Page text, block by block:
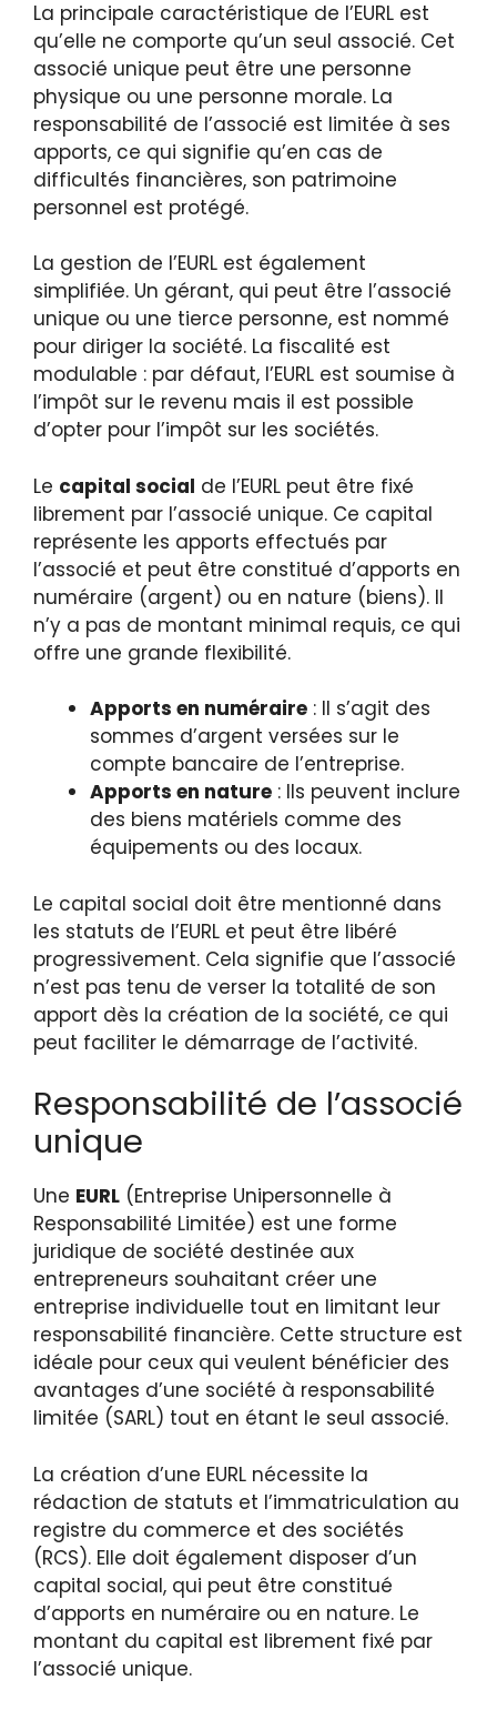
La principale caractéristique de l’EURL est
qu’elle ne comporte qu’un seul associé. Cet
associé unique peut être une personne
physique ou une personne morale. La
responsabilité de l’associé est limitée à ses
apports, ce qui signifie qu’en cas de
difficultés financières, son patrimoine
personnel est protégé.
La gestion de l’EURL est également
simplifiée. Un gérant, qui peut être l’associé
unique ou une tierce personne, est nommé
pour diriger la société. La fiscalité est
modulable : par défaut, l’EURL est soumise à
l’impôt sur le revenu mais il est possible
d’opter pour l’impôt sur les sociétés.
Le capital social de l’EURL peut être fixé
librement par l’associé unique. Ce capital
représente les apports effectués par
l’associé et peut être constitué d’apports en
numéraire (argent) ou en nature (biens). Il
n’y a pas de montant minimal requis, ce qui
offre une grande flexibilité.
Apports en numéraire : Il s’agit des
sommes d’argent versées sur le
compte bancaire de l’entreprise.
Apports en nature : Ils peuvent inclure
des biens matériels comme des
équipements ou des locaux.
Le capital social doit être mentionné dans
les statuts de l’EURL et peut être libéré
progressivement. Cela signifie que l’associé
n’est pas tenu de verser la totalité de son
apport dès la création de la société, ce qui
peut faciliter le démarrage de l’activité.
Responsabilité de l’associé
unique
Une EURL (Entreprise Unipersonnelle à
Responsabilité Limitée) est une forme
juridique de société destinée aux
entrepreneurs souhaitant créer une
entreprise individuelle tout en limitant leur
responsabilité financière. Cette structure est
idéale pour ceux qui veulent bénéficier des
avantages d’une société à responsabilité
limitée (SARL) tout en étant le seul associé.
La création d’une EURL nécessite la
rédaction de statuts et l’immatriculation au
registre du commerce et des sociétés
(RCS). Elle doit également disposer d’un
capital social, qui peut être constitué
d’apports en numéraire ou en nature. Le
montant du capital est librement fixé par
l’associé unique.